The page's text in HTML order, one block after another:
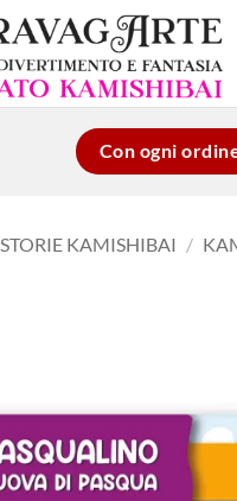
Con ogni
STORIE KAMISHIBAI /